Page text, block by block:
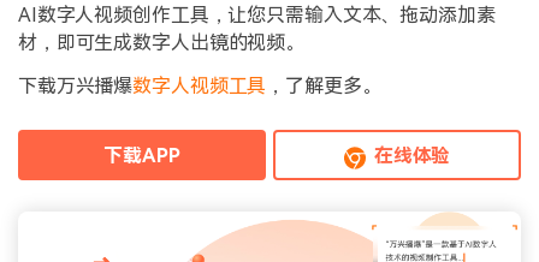
AI数字人视频创作工具，让您只需输入文本、拖动添加素
材，即可生成数字人出镜的视频。
下载万兴播爆数字人视频工具 ，了解更多。
下载APP 在线体验